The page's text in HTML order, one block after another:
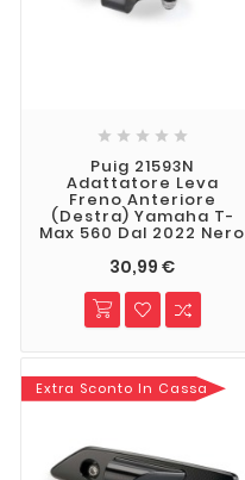
    
Puig 21593N
Adattatore Leva
Freno Anteriore
(Destra) Yamaha T-
Max 560 Dal 2022 Nero
30,99 €
Extra Sconto In Cassa